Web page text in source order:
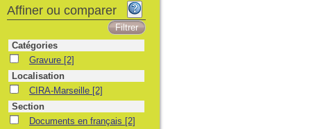
Affiner ou comparer
Catégories
GravureGravure [2]
Localisation
CIRA-Marseille
CIRA-Marseille [2]
Section
Documents en français
Documents en français [2]